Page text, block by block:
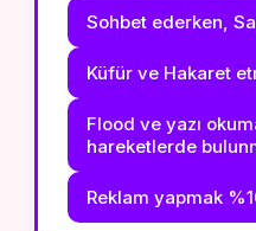
Sohbet ederken,
Küfür ve Hakaret
Flood ve yazı
hareketlerde
Reklam yapmak